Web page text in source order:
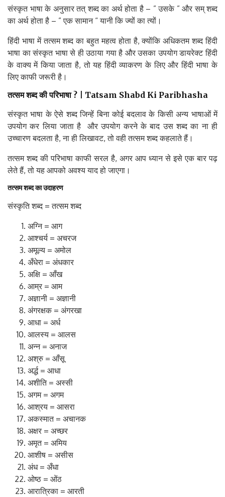
संस्कृत भाषा के अनुसार तत् शब्द का अर्थ होता है – ” उसके ” और सम् शब्द
का अर्थ होता है – ” एक सामान “ यानी कि ज्यों का त्यों।
हिंदी भाषा में तत्सम शब्द का बहुत महत्व होता है, क्योंकि अधिकतम शब्द हिंदी
भाषा का संस्कृत भाषा से ही उठाया गया है और उसका उपयोग डायरेक्ट हिंदी
के वाक्य में किया जाता है, तो यह हिंदी व्याकरण के लिए और हिंदी भाषा के
लिए काफी जरूरी है।
तत्सम शब्द की परिभाषा ? | Tatsam Shabd Ki Paribhasha
संस्कृत भाषा के ऐसे शब्द जिन्हें बिना कोई बदलाव के किसी अन्य भाषाओं में
उपयोग कर लिया जाता है और उपयोग करने के बाद उस शब्द का ना ही
उच्चारण बदलता है, ना ही लिखावट, तो वही तत्सम शब्द कहलाते हैं।
तत्सम शब्द की परिभाषा काफी सरल है, अगर आप ध्यान से इसे एक बार पढ़
लेते हैं, तो यह आपको अवश्य याद हो जाएगा।
तत्समशब्दकाउदाहरण
संस्कृति शब्द = तत्सम शब्द
अग्नि = आग
आश्चर्य = अचरज
अमूल्य = अमोल
अँधेरा = अंधकार
अक्षि = आँख
आम्र = आम
अज्ञानी = अज्ञानी
अंगरक्षक = अंगरखा
आधा = अर्ध
आलस्य = आलस
अन्न = अनाज
अश्रु = आँसू
अर्द्ध = आधा
अशीति = अस्सी
अगम = अगम
आश्रय = आसरा
अकस्मात = अचानक
अक्षर = अच्छर
अमृत = अमिय
आशीष = असीस
अंध = अँधा
ओष्ठ = ओंठ
आरात्रिका = आरती